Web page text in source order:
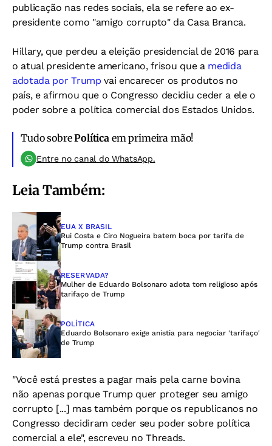
publicação nas redes sociais, ela se refere ao ex-
presidente como "amigo corrupto" da Casa Branca.
Hillary, que perdeu a eleição presidencial de 2016 para
o atual presidente americano, frisou que a medida
adotada por Trump vai encarecer os produtos no
país, e afirmou que o Congresso decidiu ceder a ele o
poder sobre a política comercial dos Estados Unidos.
Tudo sobrePolíticaem primeira mão!
Entre no canal do WhatsApp.
Leia Também:
EUA X BRASIL
Rui Costa e Ciro Nogueira batem boca por tarifa de
Trump contra Brasil
RESERVADA?
Mulher de Eduardo Bolsonaro adota tom religioso após
tarifaço de Trump
POLÍTICA
Eduardo Bolsonaro exige anistia para negociar 'tarifaço'
de Trump
"Você está prestes a pagar mais pela carne bovina
não apenas porque Trump quer proteger seu amigo
corrupto [...] mas também porque os republicanos no
Congresso decidiram ceder seu poder sobre política
comercial a ele", escreveu no Threads.